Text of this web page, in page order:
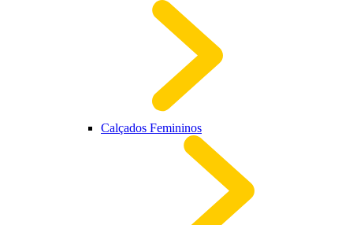
Calçados Femininos